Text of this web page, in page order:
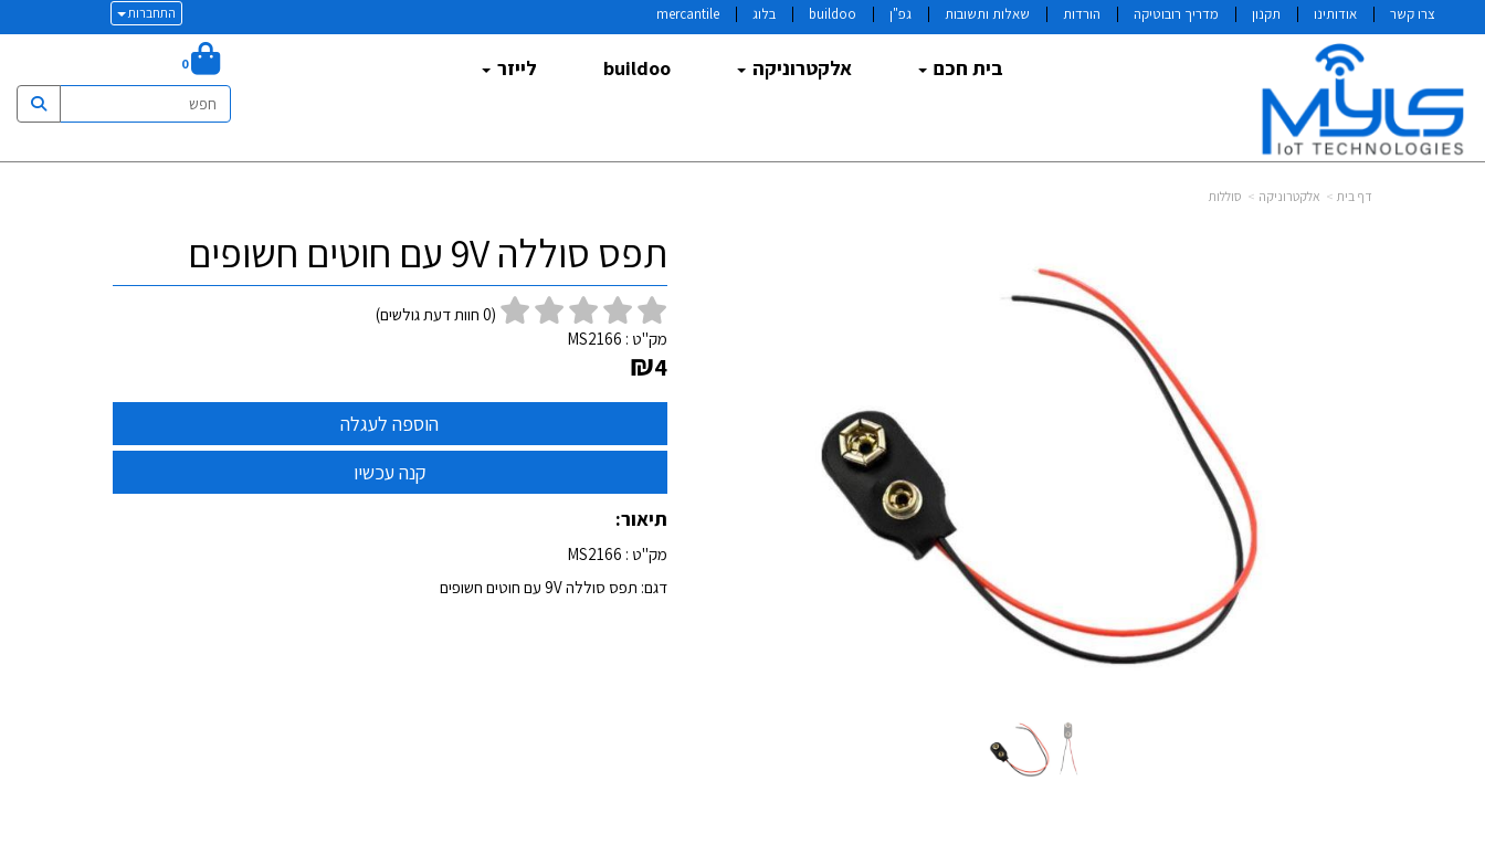
התחברות צרו קשר אודותינו תקנון מדריך רובוטיקה הורדות שאלות ותשובות גפ"ן buildoo בלוג mercantile
בית חכם אלקטרוניקה buildoo לייזר 0
דף בית אלקטרוניקה סוללות
תפס סוללה 9V עם חוטים חשופים
(
0 חוות דעת גולשים)
מק"ט : MS2166
₪4
תיאור:
מק"ט : MS2166
דגם: תפס סוללה 9V עם חוטים חשופים